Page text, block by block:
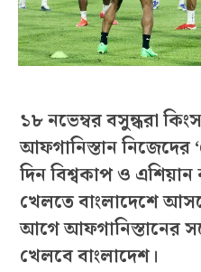
১৮ নভেম্বর বসুন্ধরা
আফগানিস্তান নিজেদের
দিন বিশ্বকাপ ও
খেলতে বাংলাদেশে
আগে আফগানিস্তানের
খেলবে বাংলাদেশ।